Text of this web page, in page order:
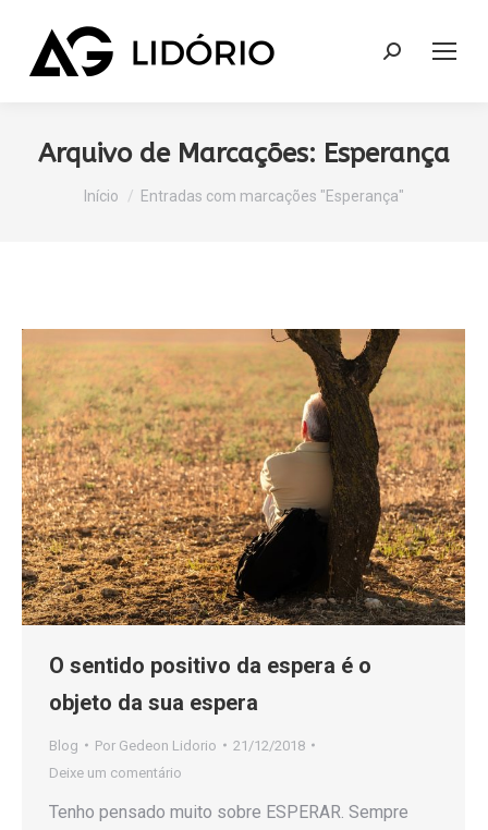
Search:
Arquivo de Marcações: Esperança
Você está aqui:
Início Entradas com marcações "Esperança"
O sentido positivo da espera é o
objeto da sua espera
Blog Por Gedeon Lidorio
21/12/2018
Deixe um comentário
Tenho pensado muito sobre ESPERAR. Sempre